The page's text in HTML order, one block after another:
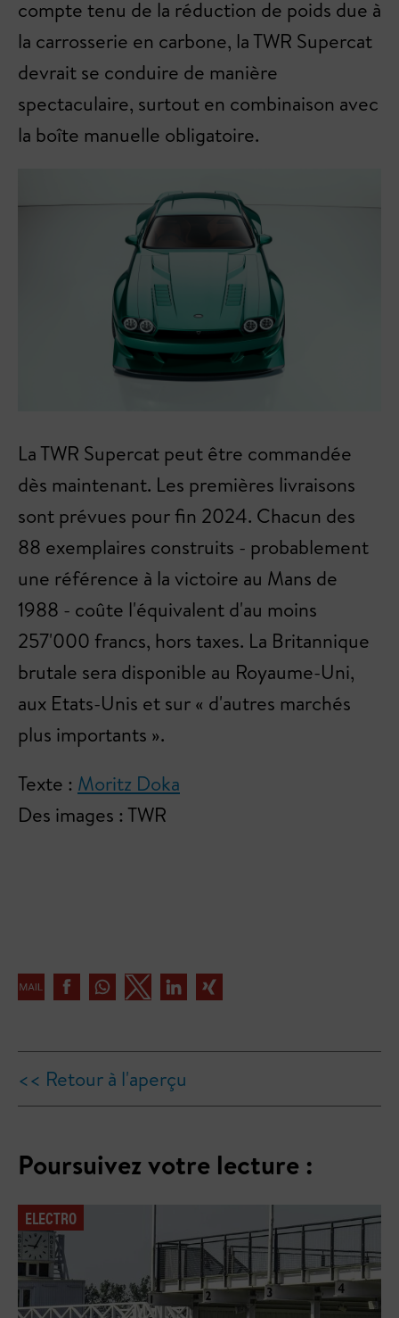
compte tenu de la réduction de poids due à
la carrosserie en carbone, la TWR Supercat
devrait se conduire de manière
spectaculaire, surtout en combinaison avec
la boîte manuelle obligatoire.
La TWR Supercat peut être commandée
dès maintenant. Les premières livraisons
sont prévues pour fin 2024. Chacun des
88 exemplaires construits - probablement
une référence à la victoire au Mans de
1988 - coûte l'équivalent d'au moins
257'000 francs, hors taxes. La Britannique
brutale sera disponible au Royaume-Uni,
aux Etats-Unis et sur « d'autres marchés
plus importants ».
Texte : Moritz Doka
Des images : TWR
<< Retour à l'aperçu
Poursuivez votre lecture :
ELECTRO